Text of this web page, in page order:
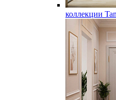
коллекции